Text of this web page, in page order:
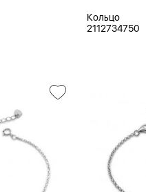
Кольцо
2112734750